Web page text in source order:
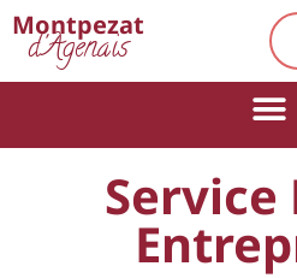
Montpezat
d'Agenais
Service
Cookies management panel